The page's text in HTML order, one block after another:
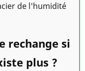
de l'humidité
rechange si
plus ?